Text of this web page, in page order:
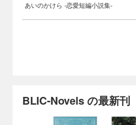
あいのかけら -恋愛短編小説集-
BLIC-Novels の最新刊